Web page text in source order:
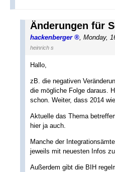
Änderungen für
hackenberger Monday,
heinrich s
Hallo,
zB. die negativen
die mögliche Folge daraus.
schon. Weiter, dass 2014
Aktuelle das Thema
hier ja auch.
Manche der
jeweils mit neuesten Infos
Außerdem gibt die BIH